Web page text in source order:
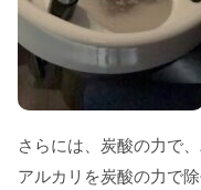
さらには、炭酸の力で
アルカリを炭酸の力で除